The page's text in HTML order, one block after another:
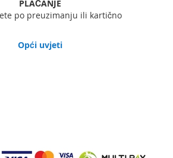
PLAĆANJE
po preuzimanju ili kartično
Opći uvjeti